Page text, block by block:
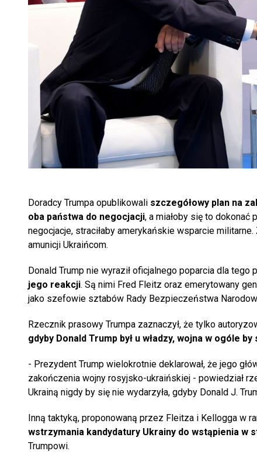
Doradcy Trumpa opublikowali szczegółowy plan na
oba państwa do negocjacji, a miałoby się to dokonać
negocjacje, straciłaby amerykańskie wsparcie
amunicji Ukraińcom.
Donald Trump nie wyraził oficjalnego poparcia dla tego
jego reakcji. Są nimi Fred Fleitz oraz emerytowany
jako szefowie sztabów Rady Bezpieczeństwa
Rzecznik prasowy Trumpa zaznaczył, że tylko
gdyby Donald Trump był u władzy, wojna w ogóle by
- Prezydent Trump wielokrotnie deklarował, że jego
zakończenia wojny rosyjsko-ukraińskiej - powiedział
Ukrainą nigdy by się nie wydarzyła, gdyby Donald J.
Inną taktyką, proponowaną przez Fleitza i Kellogga w
wstrzymania kandydatury Ukrainy do wstąpienia w
Trumpowi.